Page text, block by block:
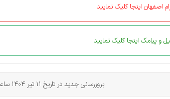
اصفهان اینجا کلیک نمایید
و پیامک اینجا کلیک نمایید
بروزرسانی جدید در تاریخ 11 تیر 1404 ساعت